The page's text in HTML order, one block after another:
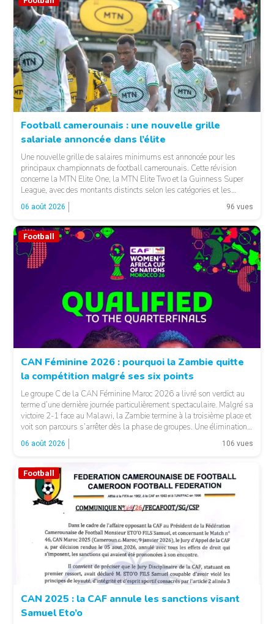
Football camerounais : une nouvelle grille
salariale annoncée dans l’élite
Une nouvelle grille de salaires minimums est annoncée pour les
principaux championnats de football camerounais. Cette révision
concerne la MTN Elite One, la MTN Elite Two et la Guinness Super
League, avec des montants distincts selon les catégories et les
fonctions. LA SUITE APRÈS LA PUBLICITÉ Selon les informations
relayées par Allez Les Lions, […]
06 août 2026 96 vues
Football
CAN Féminine 2026 : pourquoi la Zambie quitte
la compétition malgré ses six points
Le groupe C de la CAN Féminine Maroc 2026 a livré son verdict au
terme d’une dernière journée particulièrement spectaculaire. Malgré sa
victoire 2-1 face au Malawi, la Zambie termine à la troisième place et
voit son parcours s’arrêter dès la phase de groupes. Une élimination
qui peut surprendre au regard du classement général : […]
06 août 2026 106 vues
Football
CAN 2025 : la CAF annule les sanctions visant
Samuel Eto’o